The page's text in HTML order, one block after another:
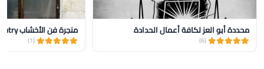
محددة أبو العز لكافة أعمال الحدادة
(6)
منجرة فن الأخشاب Wood Art Carpentry
(1)